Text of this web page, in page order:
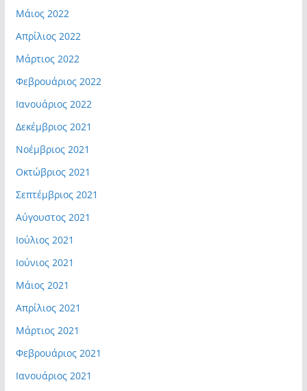
Μάιος 2022
Απρίλιος 2022
Μάρτιος 2022
Φεβρουάριος 2022
Ιανουάριος 2022
Δεκέμβριος 2021
Νοέμβριος 2021
Οκτώβριος 2021
Σεπτέμβριος 2021
Αύγουστος 2021
Ιούλιος 2021
Ιούνιος 2021
Μάιος 2021
Απρίλιος 2021
Μάρτιος 2021
Φεβρουάριος 2021
Ιανουάριος 2021